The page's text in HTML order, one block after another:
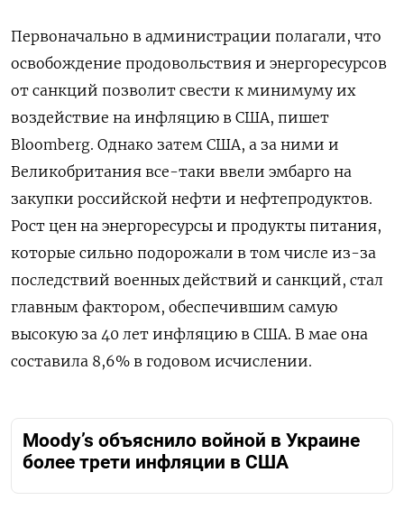
Первоначально в администрации полагали, что
освобождение продовольствия и энергоресурсов
от санкций позволит свести к минимуму их
воздействие на инфляцию в США, пишет
Bloomberg. Однако затем США, а за ними и
Великобритания все-таки ввели эмбарго на
закупки российской нефти и нефтепродуктов.
Рост цен на энергоресурсы и продукты питания,
которые сильно подорожали в том числе из-за
последствий военных действий и санкций, стал
главным фактором, обеспечившим самую
высокую за 40 лет инфляцию в США. В мае она
составила 8,6% в годовом исчислении.
Moody’s объяснило войной в Украине
более трети инфляции в США